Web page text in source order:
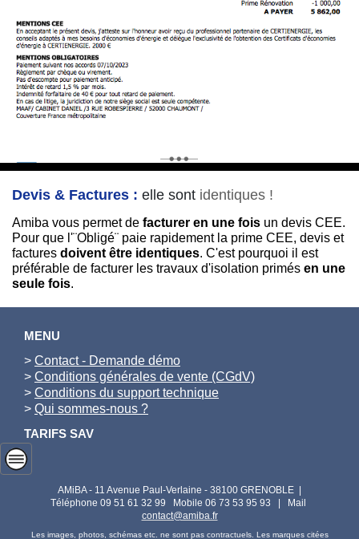
Devis & Factures : elle sont identiques !
Amiba vous permet de facturer en une fois un devis CEE.
Pour que l'¨Obligé¨ paie rapidement la prime CEE, devis et
factures doivent être identiques. C'est pourquoi il est
préférable de facturer les travaux d'isolation primés en une
seule fois.
MENU
> Contact - Demande démo
> Conditions générales de vente (CGdV)
> Conditions du support technique
> Qui sommes-nous ?
TARIFS SAV
AMiBA - 11 Avenue Paul-Verlaine - 38100 GRENOBLE |
Téléphone 09 51 61 32 99 Mobile 06 73 53 95 93 | Mail
contact@amiba.fr
Les images, photos, schémas etc. ne sont pas contractuels. Les marques citées